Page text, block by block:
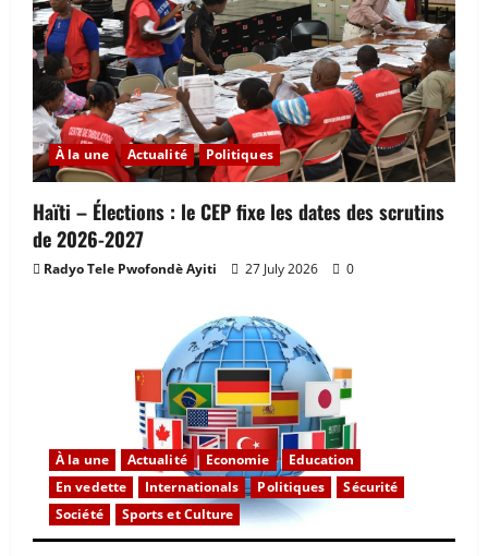
À la une Actualité Politiques
Haïti – Élections : le CEP fixe les dates des scrutins
de 2026-2027
Radyo Tele Pwofondè Ayiti 27 July 2026 0
À la une Actualité Economie
Education
En vedette
Internationals Politiques
Sécurité
Société
Sports et Culture